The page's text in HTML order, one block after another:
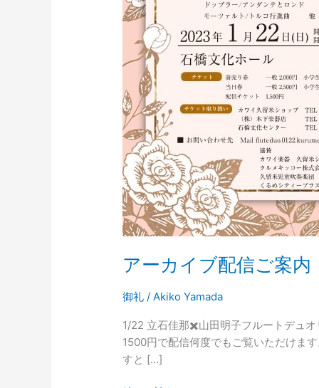
アーカイブ配信ご案内
御礼 / Akiko Yamada
1/22 立石佳那✖️山田明子フルートデュ
1500円で配信何度でもご覧いただけま
すと […]